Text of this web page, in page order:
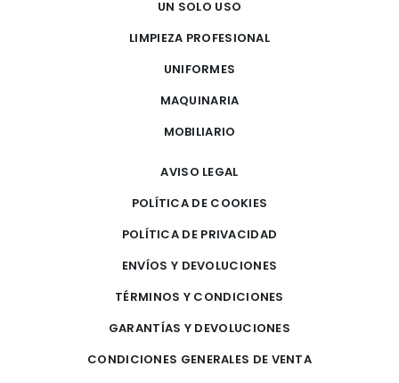
UN SOLO USO
LIMPIEZA PROFESIONAL
UNIFORMES
MAQUINARIA
MOBILIARIO
AVISO LEGAL
POLÍTICA DE COOKIES
POLÍTICA DE PRIVACIDAD
ENVÍOS Y DEVOLUCIONES
TÉRMINOS Y CONDICIONES
GARANTÍAS Y DEVOLUCIONES
CONDICIONES GENERALES DE VENTA